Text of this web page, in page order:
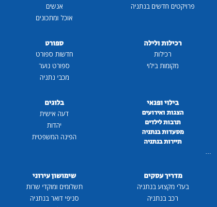
פרויקטים חדשים בנתניה
אנשים
אוכל ומתכונים
רכילות ולילה
רכילות
מקומות בילוי
ספורט
חדשות ספורט
ספורט נוער
מכבי נתניה
בילוי ופנאי
הצגות ואירועים
תרבות לילדים
מסעדות בנתניה
תיירות בנתניה
...
בלוגים
דעה אישית
יהדות
הפינה המשפטית
מדריך עסקים
בעלי מקצוע בנתניה
רכב בנתניה
שימושון עירוני
תשלומים ומוקדי שרות
סניפי דואר בנתניה